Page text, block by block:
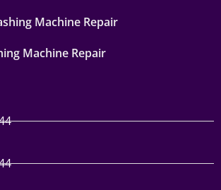
Machine Repair
Machine Repair